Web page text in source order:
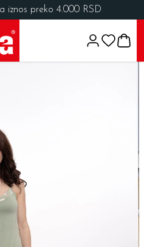
iznos preko 4.000 RSD